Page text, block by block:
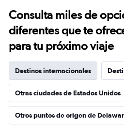
0
to
600.
Consulta miles de
diferentes que te
para tu próximo viaje
Destinos internacionales
Otras ciudades de Estados Unidos
Otros puntos de origen de